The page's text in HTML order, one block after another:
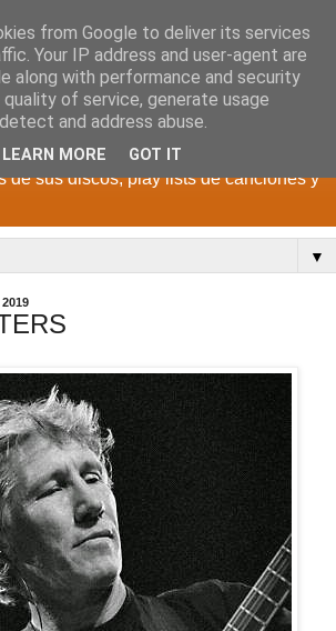
EL
DE LOS AÑOS 1950 a 2022.
de sus discos, play lists de canciones y
▼
from Google to deliver its services
Your IP address and user-agent are
along with performance and security
of service, generate usage
and address abuse.
LEARN MORE GOT IT